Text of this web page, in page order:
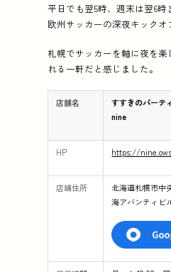
平日でも翌5時、週末は翌6時
欧州サッカーの深夜キックオ
札幌でサッカーを軸に夜を
れる一軒だと感じました。
店舗名
すすきのパーテ
nine
HP https://
店舗住所
北海道札幌市中
海アバンティビ